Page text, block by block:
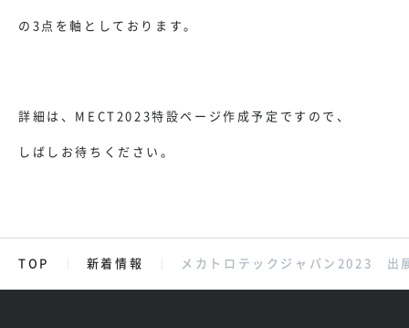
の 3 点を軸としております。
詳細は、 MECT2023特設ページ作成予定ですので、
しばしお待ちください。
TOP 新着情報 メカトロテックジャパン2023 出